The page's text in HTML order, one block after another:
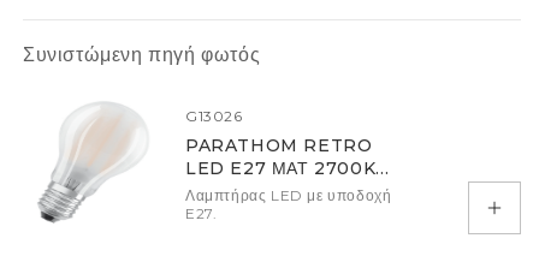
Συνιστώμενη πηγή φωτός
G13026
PARATHOM RETRO
LED E27 ΜΑΤ 2700K
DIMM
Λαμπτήρας LED με υποδοχή
E27.